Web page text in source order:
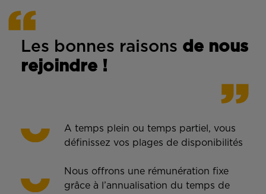
Les bonnes raisons de nous
rejoindre !
A temps plein ou temps partiel, vous
définissez vos plages de disponibilités
Nous offrons une rémunération fixe
grâce à l’annualisation du temps de